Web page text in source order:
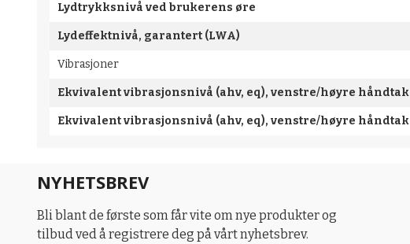
Lydtrykksnivå ved brukerens øre
Lydeffektnivå, garantert (LWA)
Vibrasjoner
Ekvivalent vibrasjonsnivå (ahv, eq), venstre/høyre håndtak
Ekvivalent vibrasjonsnivå (ahv, eq), venstre/høyre håndtak
NYHETSBREV
Bli blant de første som får vite om nye produkter og
tilbud ved å registrere deg på vårt nyhetsbrev.